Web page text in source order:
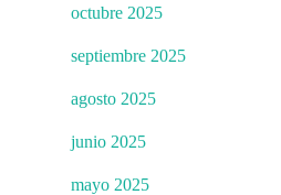
octubre 2025
septiembre 2025
agosto 2025
junio 2025
mayo 2025